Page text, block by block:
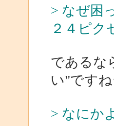
> なぜ困
２４ピク
であるな
い"です
> なにか